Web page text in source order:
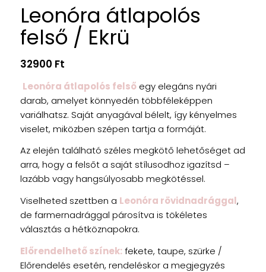
Leonóra átlapolós
felső / Ekrü
32900 Ft
Leonóra átlapolós felsőegy elegáns nyári
darab, amelyet könnyedén többféleképpen
variálhatsz. Saját anyagával bélelt, így kényelmes
viselet, miközben szépen tartja a formáját.
Az elején található széles megkötő lehetőséget ad
arra, hogy a felsőt a saját stílusodhoz igazítsd –
lazább vagy hangsúlyosabb megkötéssel.
Viselheted szettben a Leonóra rövidnadrággal,
de farmernadrággal párosítva is tökéletes
választás a hétköznapokra.
Előrendelhető színek:fekete, taupe, szürke /
Előrendelés esetén, rendeléskor a megjegyzés